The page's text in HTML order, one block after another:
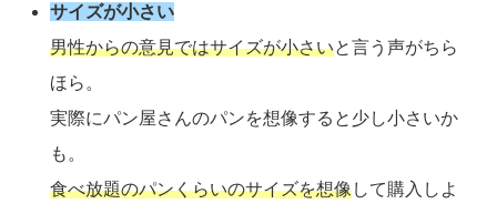
サイズが小さい
男性からの意見ではサイズが小さいと言う声がちら
ほら。
実際にパン屋さんのパンを想像すると少し小さいか
も。
食べ放題のパンくらいのサイズを想像して購入しよ